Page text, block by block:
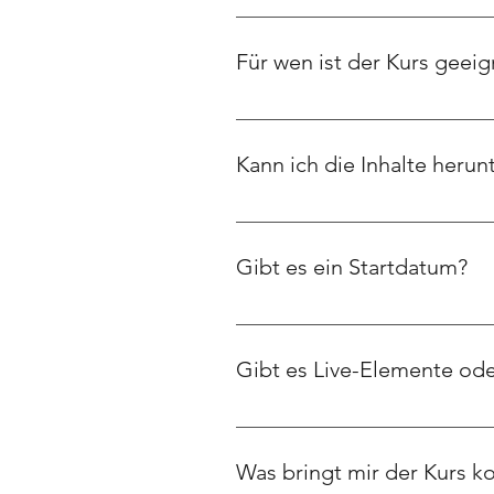
Ja. Auch wenn Du schon mit
bereits CustomGPTs sicher
Für wen ist der Kurs
Für alle, die im HR-Bereich
Kann ich die Inhalte
Die Videos selbst nicht, aber
Gibt es ein Startdatum?
Nein. Du kannst jederzeit
Gibt es Live-Elemente
Nein, der Kurs ist komplett
Was bringt mir der Kurs